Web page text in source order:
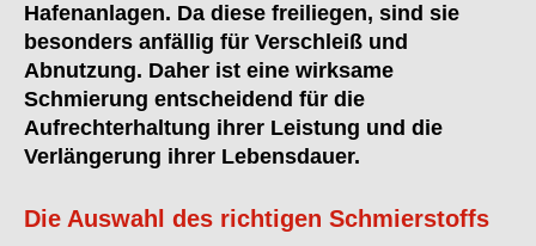
Hafenanlagen. Da diese freiliegen, sind sie
besonders anfällig für Verschleiß und
Abnutzung. Daher ist eine wirksame
Schmierung entscheidend für die
Aufrechterhaltung ihrer Leistung und die
Verlängerung ihrer Lebensdauer.
Die Auswahl des richtigen Schmierstoffs